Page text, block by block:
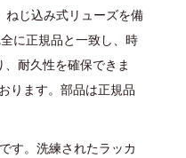
ねじ込み式リューズを備
に正規品と一致し、時
耐久性を確保できま
ります。部品は正規品
す。洗練されたラッカ